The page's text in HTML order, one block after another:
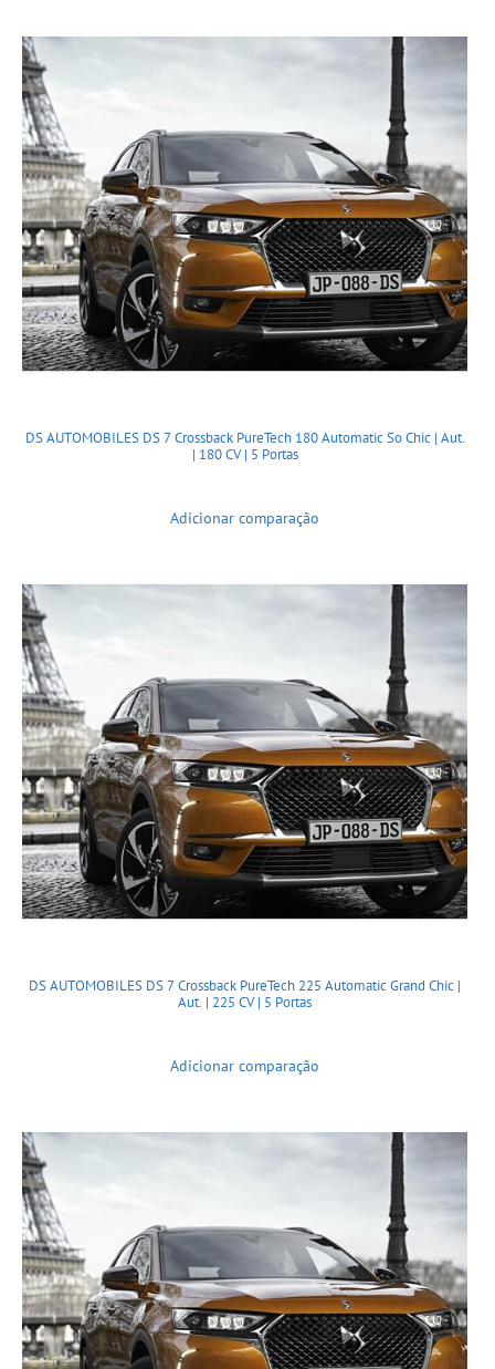
DS AUTOMOBILES DS 7 Crossback PureTech 180 Automatic So Chic | Aut.
| 180 CV | 5 Portas
Adicionar comparação
DS AUTOMOBILES DS 7 Crossback PureTech 225 Automatic Grand Chic |
Aut. | 225 CV | 5 Portas
Adicionar comparação